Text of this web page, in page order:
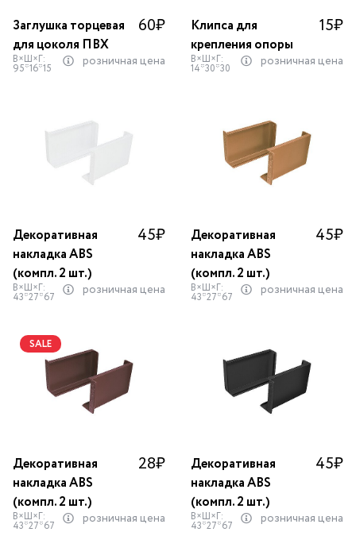
Заглушка торцевая
для цоколя ПВХ
60₽
В×Ш×Г:
95*16*15 розничная цена
Клипса для
крепления опоры
15₽
В×Ш×Г:
14*30*30 розничная цена
Декоративная
накладка ABS
(компл. 2 шт.)
45₽
В×Ш×Г:
43*27*67 розничная цена
Декоративная
накладка ABS
(компл. 2 шт.)
45₽
В×Ш×Г:
43*27*67 розничная цена
Декоративная
накладка ABS
(компл. 2 шт.)
28₽
В×Ш×Г:
43*27*67 розничная цена
SALE
Декоративная
накладка ABS
(компл. 2 шт.)
45₽
В×Ш×Г:
43*27*67 розничная цена